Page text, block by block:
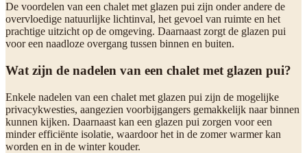
De voordelen van een chalet met glazen pui zijn onder andere de
overvloedige natuurlijke lichtinval, het gevoel van ruimte en het
prachtige uitzicht op de omgeving. Daarnaast zorgt de glazen pui
voor een naadloze overgang tussen binnen en buiten.
Wat zijn de nadelen van een chalet met glazen pui?
Enkele nadelen van een chalet met glazen pui zijn de mogelijke
privacykwesties, aangezien voorbijgangers gemakkelijk naar binnen
kunnen kijken. Daarnaast kan een glazen pui zorgen voor een
minder efficiënte isolatie, waardoor het in de zomer warmer kan
worden en in de winter kouder.